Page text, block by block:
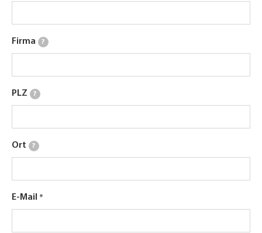
Firma ?
PLZ ?
Ort ?
E-Mail